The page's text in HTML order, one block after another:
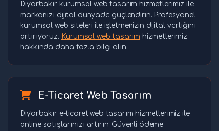
Diyarbakır kurumsal web tasarım hizmetlerimiz ile
markanızı dijital dünyada güçlendirin. Profesyonel
kurumsal web siteleri ile işletmenizin dijital varlığını
artırıyoruz. Kurumsal web tasarım hizmetlerimiz
hakkında daha fazla bilgi alın.
E-Ticaret Web Tasarım
Diyarbakır e-ticaret web tasarım hizmetlerimiz ile
online satışlarınızı artırın. Güvenli ödeme